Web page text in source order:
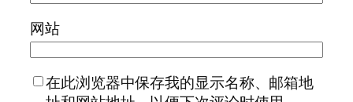
网站
在此浏览器中保存我的显示名称、邮箱地